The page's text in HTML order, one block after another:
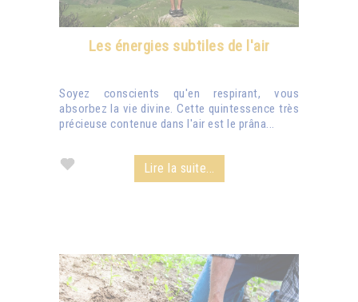
Les énergies subtiles de l'air
Soyez conscients qu'en respirant, vous
absorbez la vie divine. Cette quintessence très
précieuse contenue dans l'air est le prâna...
Lire la suite...